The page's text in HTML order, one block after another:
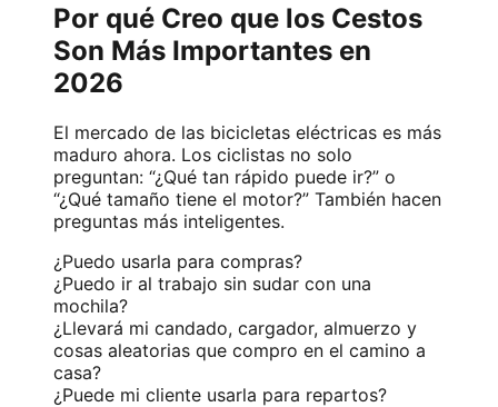
Por qué Creo que los Cestos
Son Más Importantes en
2026
El mercado de las bicicletas eléctricas es más
maduro ahora. Los ciclistas no solo
preguntan: “¿Qué tan rápido puede ir?” o
“¿Qué tamaño tiene el motor?” También hacen
preguntas más inteligentes.
¿Puedo usarla para compras?
¿Puedo ir al trabajo sin sudar con una
mochila?
¿Llevará mi candado, cargador, almuerzo y
cosas aleatorias que compro en el camino a
casa?
¿Puede mi cliente usarla para repartos?